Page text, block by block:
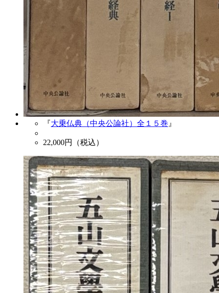
『大乗仏典（中央公論社）全１５巻 』
22,000円（税込）